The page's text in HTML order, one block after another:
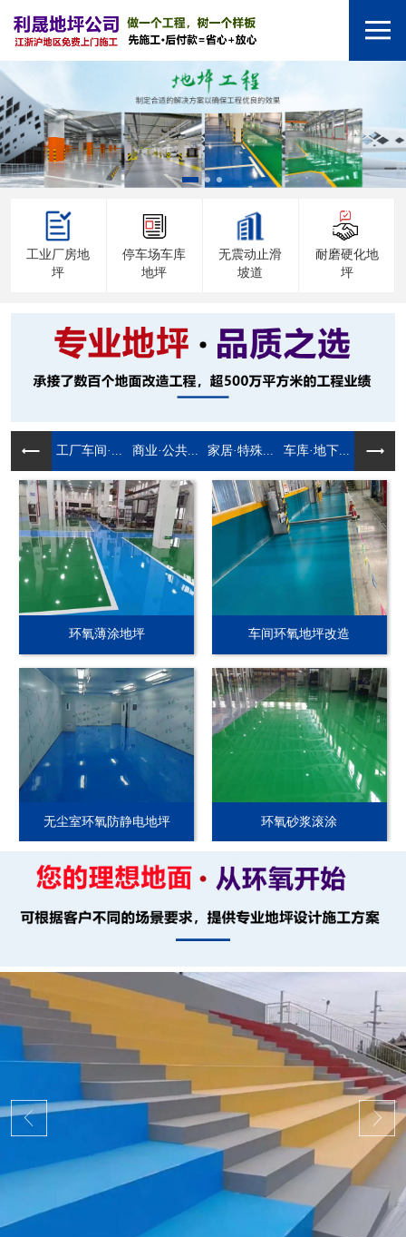
工业厂房地
坪
停车场车库
地坪
无震动止滑
坡道
耐磨硬化地
坪
工厂车间·... 商业·公共... 家居·特殊... 车库·地下...
环氧薄涂地坪 车间环氧地坪改造
无尘室环氧防静电地坪 环氧砂浆滚涂